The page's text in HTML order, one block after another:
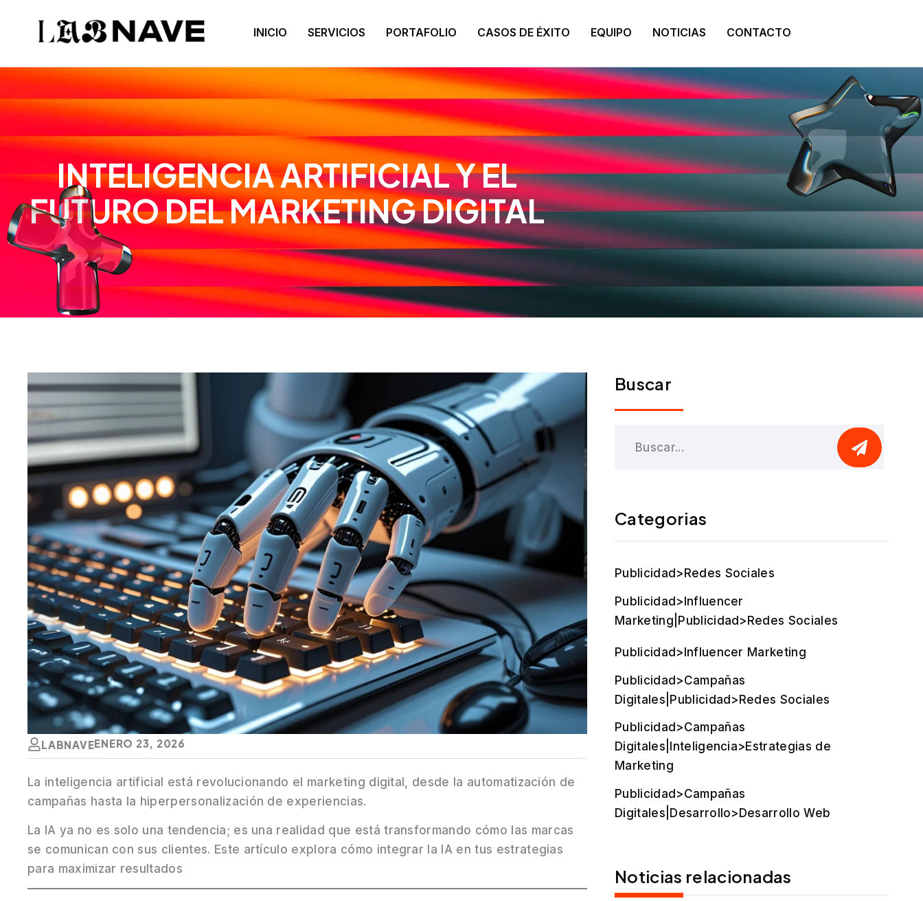
INICIO SERVICIOS PORTAFOLIO CASOS DE ÉXITO EQUIPO NOTICIAS CONTACTO
INTELIGENCIA ARTIFICIAL Y EL
FUTURO DEL MARKETING DIGITAL
LABNAVEENERO 23, 2026
La inteligencia artificial está revolucionando el marketing digital, desde la automatización de
campañas hasta la hiperpersonalización de experiencias.
La IA ya no es solo una tendencia; es una realidad que está transformando cómo las marcas
se comunican con sus clientes. Este artículo explora cómo integrar la IA en tus estrategias
para maximizar resultados
Buscar
Categorias
Publicidad>Redes Sociales
Publicidad>Influencer
Marketing|Publicidad>Redes Sociales
Publicidad>Influencer Marketing
Publicidad>Campañas
Digitales|Publicidad>Redes Sociales
Publicidad>Campañas
Digitales|Inteligencia>Estrategias de
Marketing
Publicidad>Campañas
Digitales|Desarrollo>Desarrollo Web
Noticias relacionadas